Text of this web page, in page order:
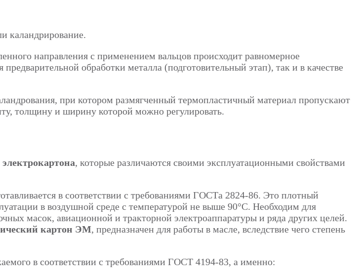
каландрирование.
направления с применением вальцов происходит равномерное
обработки металла (подготовительный этап), так и в качестве
при котором размягченный термопластичный материал пропускают
толщину и ширину которой можно регулировать.
, которые различаются своими эксплуатационными свойствами
в соответствии с требованиями ГОСТа 2824-86. Это плотный
в воздушной среде с температурой не выше 90°С. Необходим для
масок, авиационной и тракторной электроаппаратуры и ряда других целей.
картон ЭМ, предназначен для работы в масле, вследствие чего степень
в соответствии с требованиями ГОСТ 4194-83, а именно: